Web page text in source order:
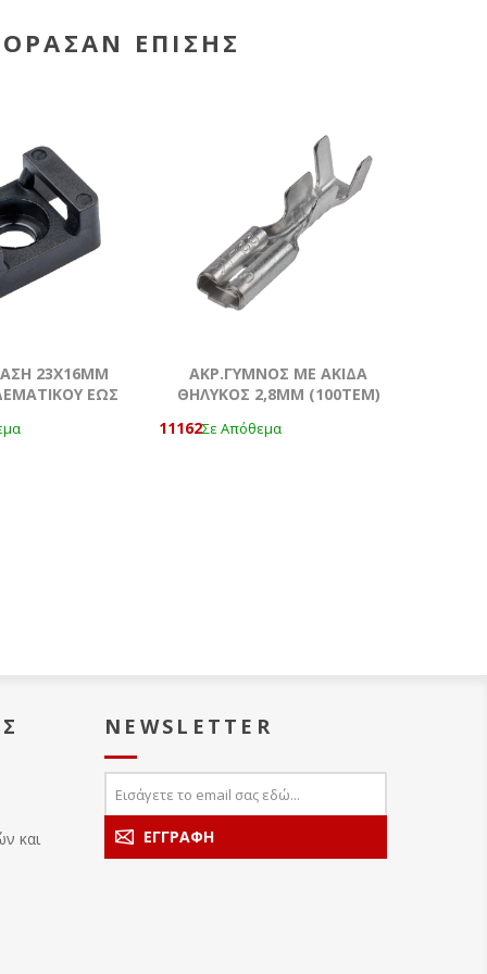
ΕΠΊΣΗΣ
23Χ16MM
ΕΩΣ
ΑΚΡ.ΓΥΜΝΟΣ ΜΕ ΑΚΙΔΑ
ΘΗΛΥΚΟΣ 2,8ΜΜ (100ΤΕΜ)
11162Σε Απόθεμα
και
NEWSLETTER